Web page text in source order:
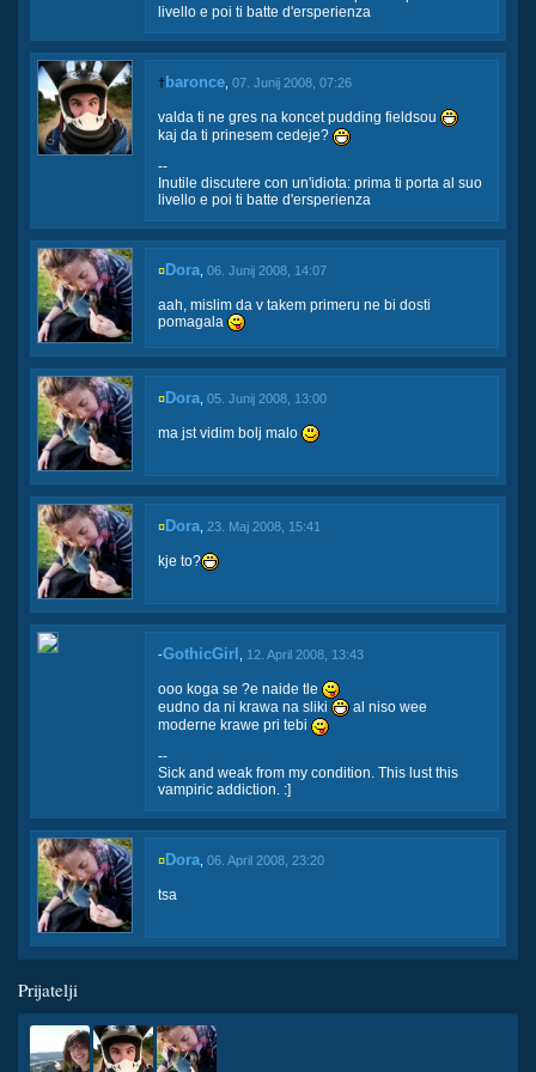
livello e poi ti batte d'ersperienza
†baronce 07. Junij 2008, 07:26
valda ti ne gres na koncet pudding fieldsou
kaj da ti prinesem cedeje?
--
Inutile discutere con un'idiota: prima ti porta al suo
livello e poi ti batte d'ersperienza
¤Dora 06. Junij 2008, 14:07
aah, mislim da v takem primeru ne bi dosti
pomagala
¤Dora 05. Junij 2008, 13:00
ma jst vidim bolj malo
¤Dora 23. Maj 2008, 15:41
kje to?
-GothicGirl 12. April 2008, 13:43
ooo koga se ?e naide tle
eudno da ni krawa na sliki
al niso wee
moderne krawe pri tebi
--
Sick and weak from my condition. This lust this
vampiric addiction. :]
¤Dora 06. April 2008, 23:20
tsa
Prijatelji